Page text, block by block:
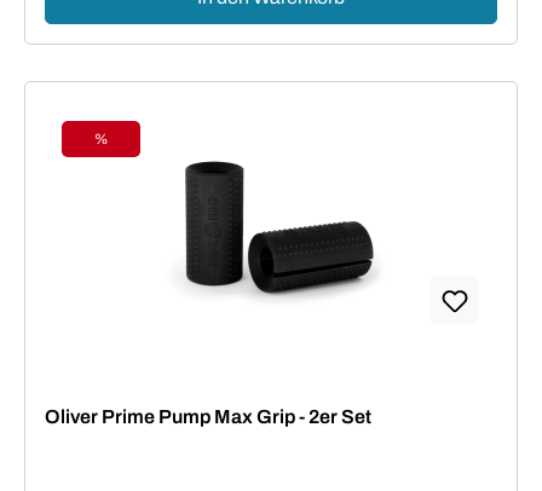
Rabatt
%
Oliver Prime Pump Max Grip - 2er Set